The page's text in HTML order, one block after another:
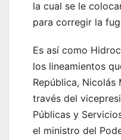
la cual se le
para corregir la
Es así como
los lineamientos
República, Nicolás
través del
Públicas y
el ministro del